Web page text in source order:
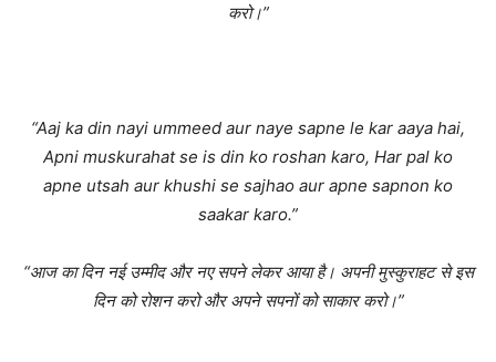
करो।”
“Aaj ka din nayi ummeed aur naye sapne le kar aaya hai,
Apni muskurahat se is din ko roshan karo, Har pal ko
apne utsah aur khushi se sajhao aur apne sapnon ko
saakar karo.”
“आज का दिन नई उम्मीद और नए सपने लेकर आया है। अपनी मुस्कुराहट से इस
दिन को रोशन करो और अपने सपनों को साकार करो।”